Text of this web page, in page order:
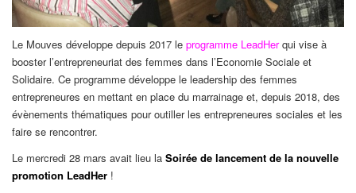
Le Mouves développe depuis 2017 le programme LeadHerqui vise à
booster l’entrepreneuriat des femmes dans l’Economie Sociale et
Solidaire. Ce programme développe le leadership des femmes
entrepreneures en mettant en place du marrainage et, depuis 2018, des
évènements thématiques pour outiller les entrepreneures sociales et les
faire se rencontrer.
Le mercredi 28 mars avait lieu la Soirée de lancement de la nouvelle
promotion LeadHer !